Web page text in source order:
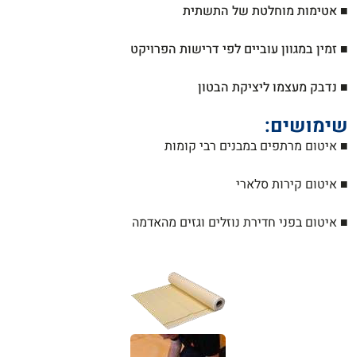
■ אטימות מוחלטת של התשתית
■ זמין במגוון עוביים לפי דרישות הפרויקט
■ נדבק מעצמו ליציקת הבטון
שימושים:
■ איטום מרתפים במבנים רבי קומות
■ איטום קירות סלארי
■ איטום בפני חדירת נוזלים וגזים מהאדמה